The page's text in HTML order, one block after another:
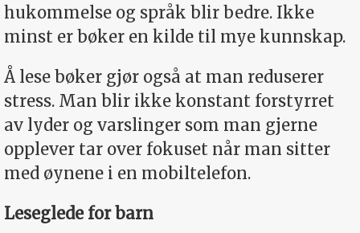
hukommelse og språk blir bedre. Ikke
minst er bøker en kilde til mye kunnskap.
Å lese bøker gjør også at man reduserer
stress. Man blir ikke konstant forstyrret
av lyder og varslinger som man gjerne
opplever tar over fokuset når man sitter
med øynene i en mobiltelefon.
Leseglede for barn